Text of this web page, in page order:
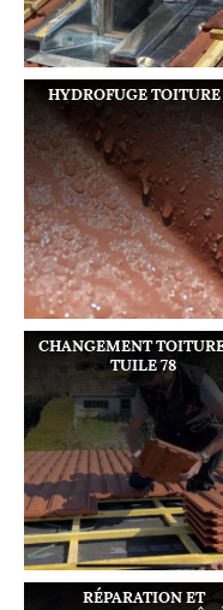
HYDROFUGE TOITURE
CHANGEMENT
TUILE 78
RÉPARATION ET